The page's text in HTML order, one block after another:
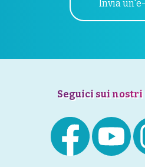
Invia
Seguici sui